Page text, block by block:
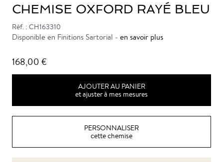
CHEMISE OXFORD RAYÉ BLEU
Réf. : CH163310
Disponible en Finitions Sartorial - en savoir plus
168,00 €
AJOUTER AU PANIER
et ajuster à mes mesures
PERSONNALISER
cette chemise